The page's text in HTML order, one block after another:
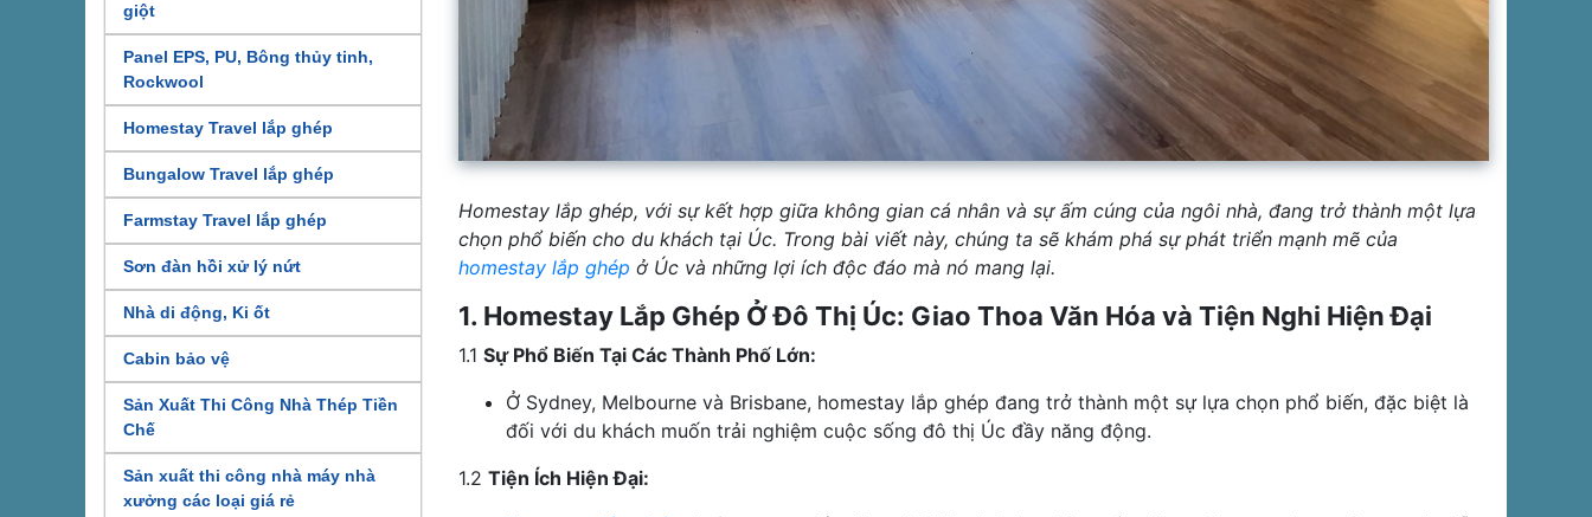
giột
Panel EPS, PU, Bông thủy tinh,
Rockwool
Homestay Travel lắp ghép
Bungalow Travel lắp ghép
Farmstay Travel lắp ghép
Sơn đàn hồi xử lý nứt
Nhà di động, Ki ốt
Cabin bảo vệ
Sản Xuất Thi Công Nhà Thép Tiền
Chế
Sản xuất thi công nhà máy nhà
xưởng các loại giá rẻ
Homestay lắp ghép, với sự kết hợp giữa không gian cá nhân và sự ấm cúng của ngôi nhà, đang trở thành một lựa
chọn phổ biến cho du khách tại Úc. Trong bài viết này, chúng ta sẽ khám phá sự phát triển mạnh mẽ của
homestay lắp ghép ở Úc và những lợi ích độc đáo mà nó mang lại.
1. Homestay Lắp Ghép Ở Đô Thị Úc: Giao Thoa Văn Hóa và Tiện Nghi Hiện Đại
1.1 Sự Phổ Biến Tại Các Thành Phố Lớn:
Ở Sydney, Melbourne và Brisbane, homestay lắp ghép đang trở thành một sự lựa chọn phổ biến, đặc biệt là
đối với du khách muốn trải nghiệm cuộc sống đô thị Úc đầy năng động.
1.2 Tiện Ích Hiện Đại: